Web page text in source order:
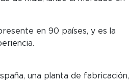
en 90 países, y es la
una planta de fabricación,